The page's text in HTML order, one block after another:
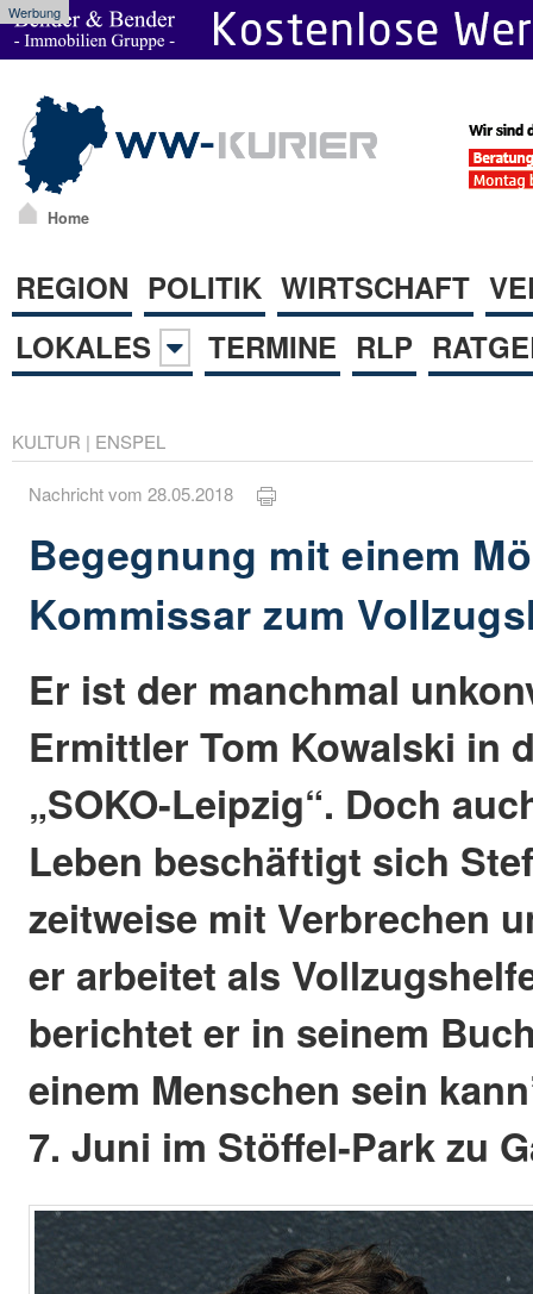
Werbung
Home
REGION POLITIK WIRTSCHAFT
LOKALES
TERMINE RLP
KULTUR | ENSPEL
Nachricht vom 28.05.2018
Begegnung mit einem
Kommissar zum
Er ist der manchmal
Ermittler Tom Kowalski in
„SOKO-Leipzig“. Doch
Leben beschäftigt sich
zeitweise mit Verbrechen
er arbeitet als
berichtet er in seinem
einem Menschen sein
7. Juni im Stöffel-Park zu